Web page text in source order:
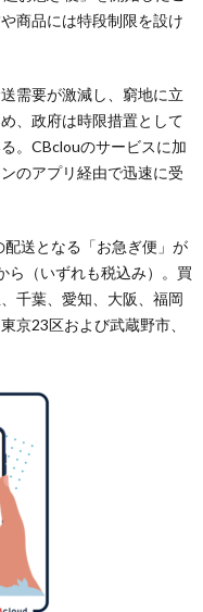
商品には特段制限を設け
需要が激減し、窮地に立
、政府は時限措置として
。CBclouのサービスに加
のアプリ経由で迅速に受
送となる「お急ぎ便」が
ら（いずれも税込み）。買
千葉、愛知、大阪、福岡
京23区および武蔵野市、